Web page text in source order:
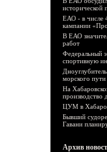
исторической
ЕАО - в числе
кампании
В ЕАО
работ
Федеральный
спортивную
морского пути
На
производство
ЦУМ в
Бывший
Гавани
Архив